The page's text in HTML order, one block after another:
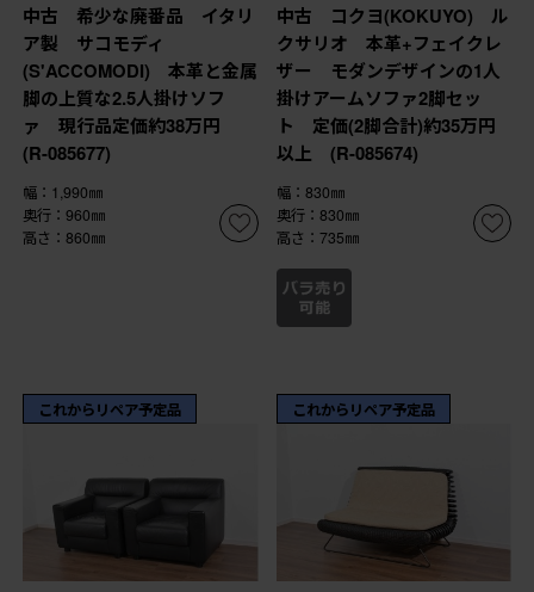
中古 希少な廃番品 イタリ
ア製 サコモディ
(S'ACCOMODI) 本革と金属
脚の上質な2.5人掛けソフ
ァ 現行品定価約38万円
(R-085677)
幅：1,990㎜
奥行：960㎜
高さ：860㎜
中古 コクヨ(KOKUYO) ル
クサリオ 本革+フェイクレ
ザー モダンデザインの1人
掛けアームソファ2脚セッ
ト 定価(2脚合計)約35万円
以上 (R-085674)
幅：830㎜
奥行：830㎜
高さ：735㎜
これからリペア予定品 これからリペア予定品